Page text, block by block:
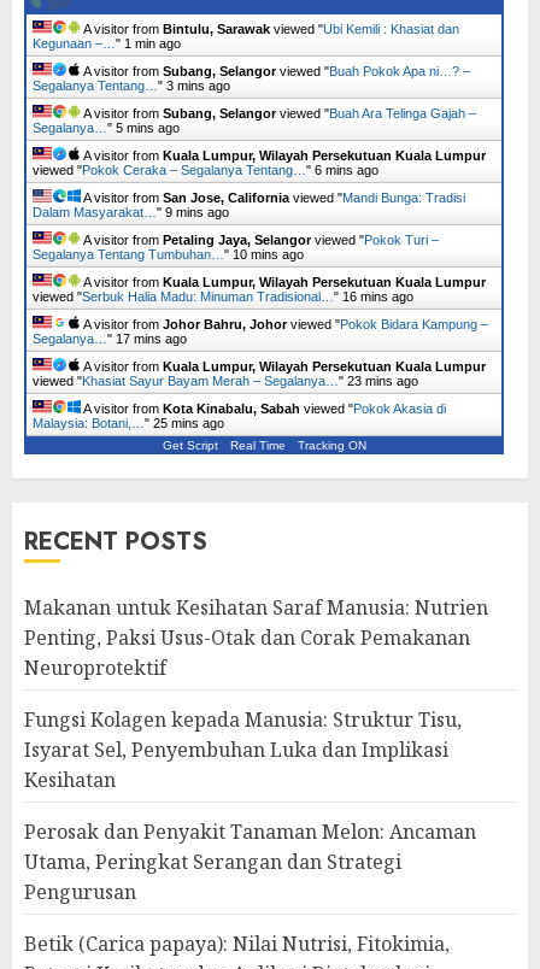
A visitor from Bintulu, Sarawak viewed "Ubi Kemili : Khasiat dan
Kegunaan –… " 1 min ago
A visitor from Subang, Selangorviewed "Buah Pokok Apa ni…? –
Segalanya Tentang… " 3 mins ago
A visitor from Subang, Selangorviewed "Buah Ara Telinga Gajah –
Segalanya… " 5 mins ago
A visitor from Kuala Lumpur, Wilayah Persekutuan Kuala Lumpur
viewed "Pokok Ceraka – Segalanya Tentang… " 6 mins ago
A visitor from San Jose, California viewed "Mandi Bunga: Tradisi
Dalam Masyarakat… " 9 mins ago
A visitor from Petaling Jaya, Selangorviewed "Pokok Turi –
Segalanya Tentang Tumbuhan… " 10 mins ago
A visitor from Kuala Lumpur, Wilayah Persekutuan Kuala Lumpur
viewed "Serbuk Halia Madu: Minuman Tradisional… " 16 mins ago
A visitor from Johor Bahru, Johorviewed "Pokok Bidara Kampung –
Segalanya… " 17 mins ago
A visitor from Kuala Lumpur, Wilayah Persekutuan Kuala Lumpur
viewed "Khasiat Sayur Bayam Merah – Segalanya… " 23 mins ago
A visitor from Kota Kinabalu, Sabah viewed "Pokok Akasia di
Malaysia: Botani,… " 25 mins ago
Get Script Real Time Tracking ON
RECENT POSTS
Makanan untuk Kesihatan Saraf Manusia: Nutrien
Penting, Paksi Usus-Otak dan Corak Pemakanan
Neuroprotektif
Fungsi Kolagen kepada Manusia: Struktur Tisu,
Isyarat Sel, Penyembuhan Luka dan Implikasi
Kesihatan
Perosak dan Penyakit Tanaman Melon: Ancaman
Utama, Peringkat Serangan dan Strategi
Pengurusan
Betik (Carica papaya): Nilai Nutrisi, Fitokimia,